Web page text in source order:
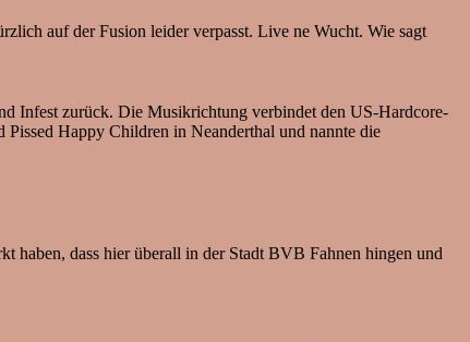
auf der Fusion leider verpasst. Live ne Wucht. Wie sagt
Infest zurück. Die Musikrichtung verbindet den US-Hardcore-
Happy Children in Neanderthal und nannte die
haben, dass hier überall in der Stadt BVB Fahnen hingen und